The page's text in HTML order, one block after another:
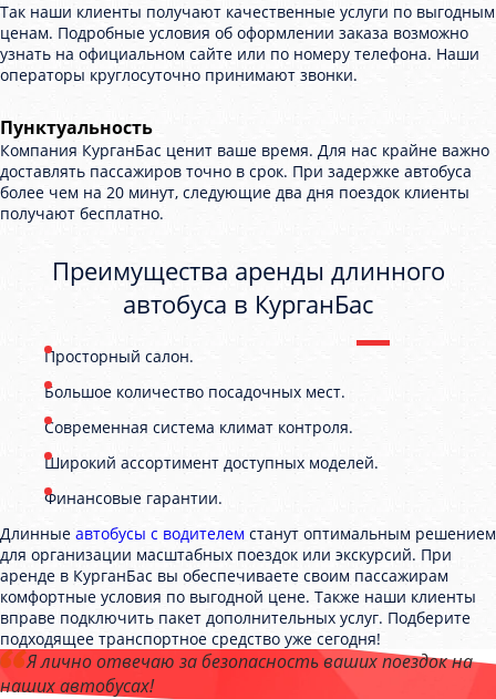
Так наши клиенты получают качественные услуги по выгодным
ценам. Подробные условия об оформлении заказа возможно
узнать на официальном сайте или по номеру телефона. Наши
операторы круглосуточно принимают звонки.
Пунктуальность
Компания КурганБас ценит ваше время. Для нас крайне важно
доставлять пассажиров точно в срок. При задержке автобуса
более чем на 20 минут, следующие два дня поездок клиенты
получают бесплатно.
Преимущества аренды длинного
автобуса в КурганБас
Просторный салон.
Большое количество посадочных мест.
Современная система климат контроля.
Широкий ассортимент доступных моделей.
Финансовые гарантии.
Длинные автобусы с водителем станут оптимальным решением
для организации масштабных поездок или экскурсий. При
аренде в КурганБас вы обеспечиваете своим пассажирам
комфортные условия по выгодной цене. Также наши клиенты
вправе подключить пакет дополнительных услуг. Подберите
подходящее транспортное средство уже сегодня!
Я лично отвечаю за безопасность ваших поездок на
наших автобусах!